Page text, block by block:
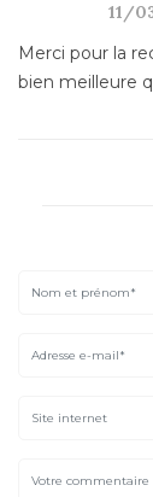
11/
Merci pour la
bien meilleure